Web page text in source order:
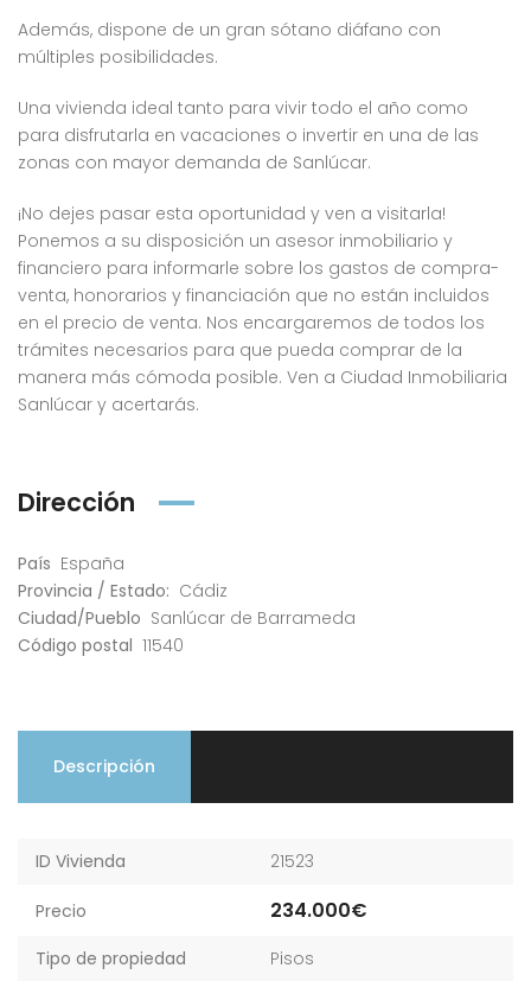
Además, dispone de un gran sótano diáfano con
múltiples posibilidades.
Una vivienda ideal tanto para vivir todo el año como
para disfrutarla en vacaciones o invertir en una de las
zonas con mayor demanda de Sanlúcar.
¡No dejes pasar esta oportunidad y ven a visitarla!
Ponemos a su disposición un asesor inmobiliario y
financiero para informarle sobre los gastos de compra-
venta, honorarios y financiación que no están incluidos
en el precio de venta. Nos encargaremos de todos los
trámites necesarios para que pueda comprar de la
manera más cómoda posible. Ven a Ciudad Inmobiliaria
Sanlúcar y acertarás.
Dirección
País España
Provincia / Estado: Cádiz
Ciudad/Pueblo Sanlúcar de Barrameda
Código postal 11540
Descripción
ID Vivienda 21523
Precio 234.000€
Tipo de propiedad
Pisos